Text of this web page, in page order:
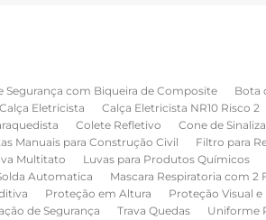
Segurança com Biqueira de Composite Bota
Calça Eletricista Calça Eletricista NR10 Risco 2
Colete Refletivo Cone de
Manuais para Construção Civil Filtro para
Multitato Luvas para Produtos Químicos
Automatica Mascara Respiratoria com 2
Proteção em Altura Proteção Visual e
de Segurança Trava Quedas Uniforme